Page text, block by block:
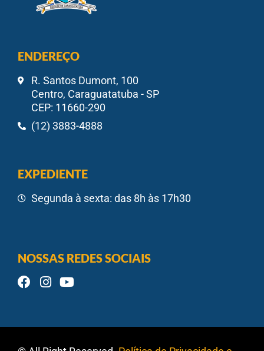
ENDEREÇO
R. Santos Dumont, 100
Centro, Caraguatatuba - SP
CEP: 11660-290
(12) 3883-4888
EXPEDIENTE
Segunda à sexta: das 8h às 17h30
NOSSAS REDES SOCIAIS